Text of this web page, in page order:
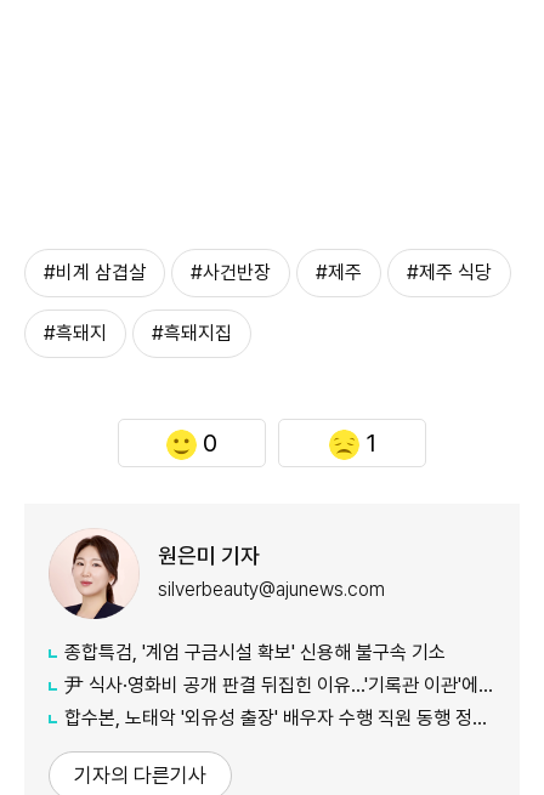
#비계 삼겹살 #사건반장 #제주 #제주 식당
#흑돼지 #흑돼지집
0 1
원은미 기자
silverbeauty@ajunews.com
종합특검, '계엄 구금시설 확보' 신용해 불구속 기소
尹 식사·영화비 공개 판결 뒤집힌 이유…'기록관 이관'에 소송 실익 쟁점
합수본, 노태악 '외유성 출장' 배우자 수행 직원 동행 정황 포착
기자의 다른기사